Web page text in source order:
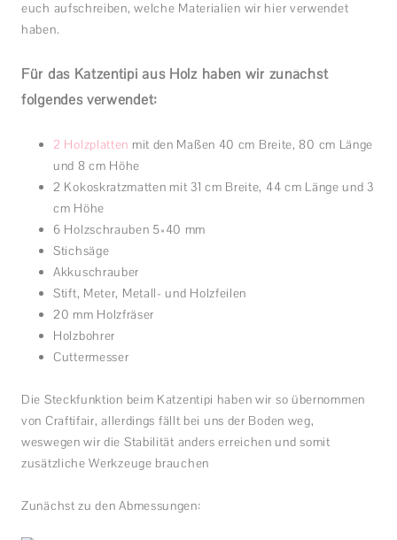
euch aufschreiben, welche Materialien wir hier verwendet
haben.
Für das Katzentipi aus Holz haben wir zunächst
folgendes verwendet:
2 Holzplatten mit den Maßen 40 cm Breite, 80 cm Länge
und 8 cm Höhe
2 Kokoskratzmatten mit 31 cm Breite, 44 cm Länge und 3
cm Höhe
6 Holzschrauben 5×40 mm
Stichsäge
Akkuschrauber
Stift, Meter, Metall- und Holzfeilen
20 mm Holzfräser
Holzbohrer
Cuttermesser
Die Steckfunktion beim Katzentipi haben wir so übernommen
von Craftifair, allerdings fällt bei uns der Boden weg,
weswegen wir die Stabilität anders erreichen und somit
zusätzliche Werkzeuge brauchen
Zunächst zu den Abmessungen: